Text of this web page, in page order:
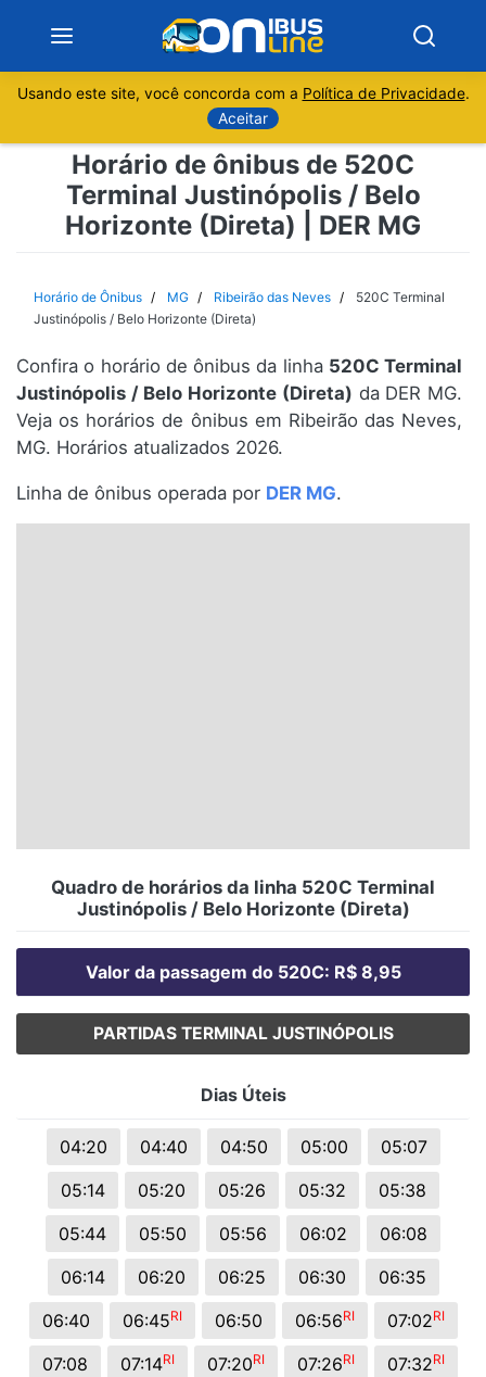
Sobre
Minas Gerais
Espírito Santo
Paraná
Santa Catarina
Usando este site, você concorda com a Política de Privacidade.
Aceitar
Horário de ônibus de 520C
Terminal Justinópolis / Belo
Horizonte (Direta) | DER MG
Horário de Ônibus MG Ribeirão das Neves
520C Terminal
Justinópolis / Belo Horizonte (Direta)
Confira o horário de ônibus da linha 520C Terminal
Justinópolis / Belo Horizonte (Direta) da DER MG.
Veja os horários de ônibus em Ribeirão das Neves,
MG. Horários atualizados 2026.
Linha de ônibus operada por DER MG.
Quadro de horários da linha 520C Terminal
Justinópolis / Belo Horizonte (Direta)
Valor da passagem do 520C: R$ 8,95
PARTIDAS TERMINAL JUSTINÓPOLIS
Dias Úteis
04:20 04:40 04:50 05:00
05:07
05:14
05:20 05:26 05:32
05:38
05:44
05:50 05:56 06:02
06:08
06:14
06:20 06:25 06:30
06:35
06:40
06:45RI 06:50 06:56RI 07:02RI
07:08 07:14RI 07:20RI 07:26RI 07:32RI